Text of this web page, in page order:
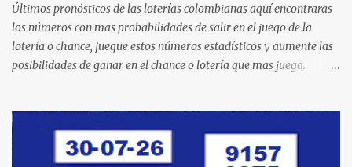
Últimos pronósticos de las loterías colombianas aquí encontraras
los números con mas probabilidades de salir en el juego de la
lotería o chance, juegue estos números estadísticos y aumente las
posibilidades de ganar en el chance o lotería que mas juega.
Manizales Valle Bogotá Quindio Medellin Santander Risaralda
Boyacá Cundinamarca Tolima Caribeña Dia Caribeña Noche
Sinuano Dia Sinuano Noche Paisita Dia Paisita Noche Culona